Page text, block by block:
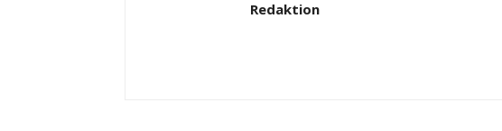
Redaktion